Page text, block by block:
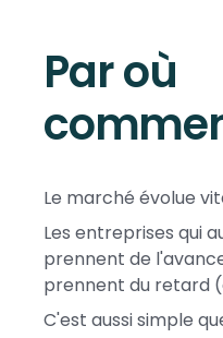
Par où
Le marché évolue
Les entreprises qui
prennent de
prennent du retard
C'est aussi simple